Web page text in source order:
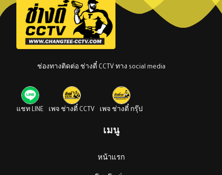
ช่องทางติดต่อ ช่างตี๋ CCTV ทาง social media
แชท LINE เพจ ช่างตี๋ CCTV เพจ ช่างตี๋ กรุ๊ป
เมนู
หน้าแรก